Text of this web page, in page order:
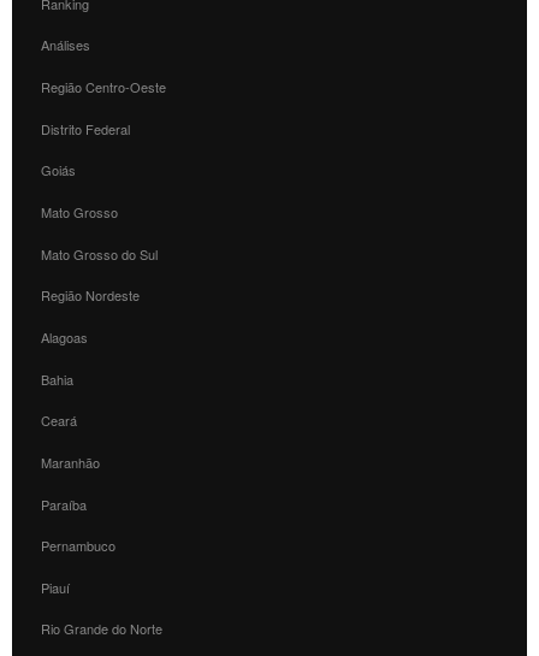
Análises
Região Centro-Oeste
Distrito Federal
Goiás
Mato Grosso
Mato Grosso do Sul
Região Nordeste
Alagoas
Bahia
Ceará
Maranhão
Paraíba
Pernambuco
Piauí
Rio Grande do Norte